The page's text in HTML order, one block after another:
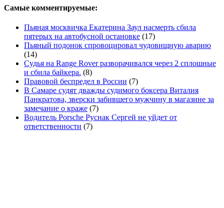
Самые комментируемые:
Пьяная москвичка Екатерина Заул насмерть сбила
пятерых на автобусной остановке (17)
Пьяный подонок спровоцировал чудовищную аварию
(14)
Судья на Range Rover разворачивался через 2 сплошные
и сбила байкера. (8)
Правовой беспредел в России (7)
В Самаре судят дважды судимого боксера Виталия
Панкратова, зверски забившего мужчину в магазине за
замечание о краже (7)
Водитель Porsche Руснак Сергей не уйдет от
ответственности (7)